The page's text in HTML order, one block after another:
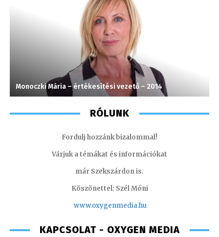
Monoczki Mária – értékesítési vezető – 2014
RÓLUNK
Fordulj hozzánk bizalommal!
Várjuk a témákat és információkat
már Szekszárdon is.
Köszönettel: Szél Móni
www.oxygenmedia.hu
KAPCSOLAT - OXYGEN MEDIA